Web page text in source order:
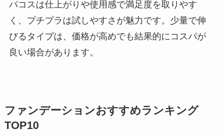
パコスは仕上がりや使用感で満足度を取りやす
く、プチプラは試しやすさが魅力です。少量で伸
びるタイプは、価格が高めでも結果的にコスパが
良い場合があります。
ファンデーションおすすめランキング
TOP10